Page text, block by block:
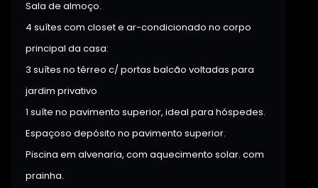
Sala de almoço.
4 suítes com closet e ar-condicionado no corpo
principal da casa:
3 suítes no térreo c/ portas balcão voltadas para
jardim privativo
1 suíte no pavimento superior, ideal para hóspedes.
Espaçoso depósito no pavimento superior.
Piscina em alvenaria, com aquecimento solar. com
prainha.